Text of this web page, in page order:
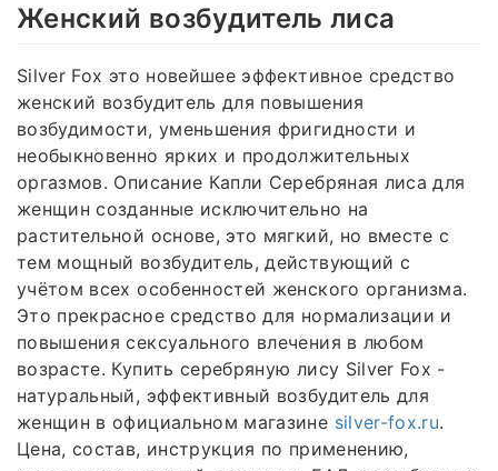
Женский возбудитель лиса
Silver Fox это новейшее эффективное средство
женский возбудитель для повышения
возбудимости, уменьшения фригидности и
необыкновенно ярких и продолжительных
оргазмов. Описание Капли Серебряная лиса для
женщин созданные исключительно на
растительной основе, это мягкий, но вместе с
тем мощный возбудитель, действующий с
учётом всех особенностей женского организма.
Это прекрасное средство для нормализации и
повышения сексуального влечения в любом
возрасте. Купить серебряную лису Silver Fox -
натуральный, эффективный возбудитель для
женщин в официальном магазине silver-fox.ru.
Цена, состав, инструкция по применению,